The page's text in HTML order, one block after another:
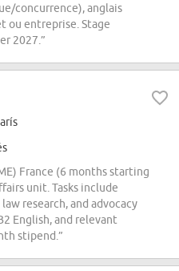
concurrence), anglais
ou entreprise. Stage
2027.”
France (6 months starting
unit. Tasks include
research, and advocacy
English, and relevant
stipend.”